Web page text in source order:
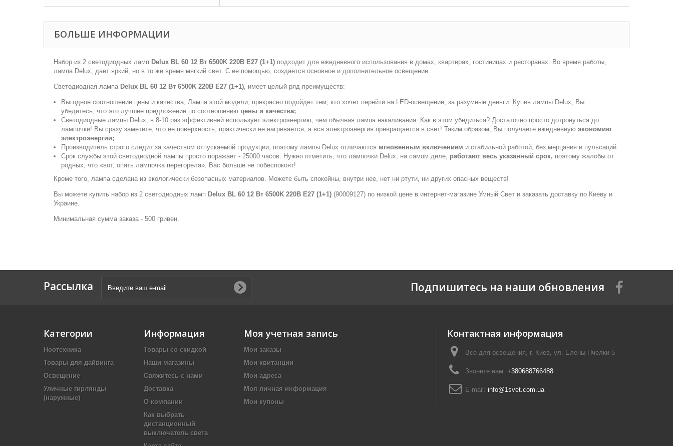
БОЛЬШЕ ИНФОРМАЦИИ
Набор из 2 светодиодных ламп Delux BL 60 12 Вт 6500K 220В E27 (1+1) подходит для ежедневного использования в домах, квартирах, гостиницах и ресторанах. Во время работы,
лампа Delux, дает яркий, но в то же время мягкий свет. С ее помощью, создается основное и дополнительное освещение.
Светодиодная лампа Delux BL 60 12 Вт 6500K 220В E27 (1+1), имеет целый ряд преимуществ:
Выгодное соотношение цены и качества; Лампа этой модели, прекрасно подойдет тем, кто хочет перейти на LED-освещение, за разумные деньги. Купив лампы Delux, Вы
убедитесь, что это лучшее предложение по соотношению цены и качества;
Светодиодные лампы Delux, в 8-10 раз эффективней использует электроэнергию, чем обычная лампа накаливания. Как в этом убедиться? Достаточно просто дотронуться до
лампочки! Вы сразу заметите, что ее поверхность, практически не нагревается, а вся электроэнергия превращается в свет! Таким образом, Вы получаете ежедневную экономию
электроэнергии;
Производитель строго следит за качеством отпускаемой продукции, поэтому лампы Delux отличаются мгновенным включением и стабильной работой, без мерцания и пульсаций.
Срок службы этой светодиодной лампы просто поражает - 25000 часов. Нужно отметить, что лампочки Delux, на самом деле, работают весь указанный срок, поэтому жалобы от
родных, что «вот, опять лампочка перегорела», Вас больше не побеспокоят!
Кроме того, лампа сделана из экологически безопасных материалов. Можете быть спокойны, внутри нее, нет ни ртути, ни других опасных веществ!
Вы можете купить набор из 2 светодиодных ламп Delux BL 60 12 Вт 6500K 220В E27 (1+1) (90009127) по низкой цене в интернет-магазине Умный Свет и заказать доставку по Киеву и
Украине.
Минимальная сумма заказа - 500 гривен.
Рассылка Подпишитесь на наши обновления
Категории
Ноотехника
Товары для дайвинга
Освещение
Уличные гирлянды
(наружные)
Информация
Товары со скидкой
Наши магазины
Свяжитесь с нами
Доставка
О компании
Как выбрать
дистанционный
выключатель света
Моя учетная запись
Мои заказы
Мои квитанции
Мои адреса
Моя личная информация
Мои купоны
Контактная информация
Все для освещения, г. Киев, ул. Елены Пчелки 5
Звоните нам: +380688766488
E-mail: info@1svet.com.ua